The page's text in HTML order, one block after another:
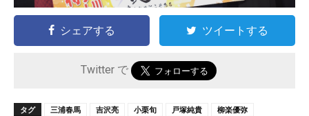
シェアする ツイートする
Twitter で
タグ 三浦春馬 吉沢亮 小栗旬 戸塚純貴
柳楽優弥